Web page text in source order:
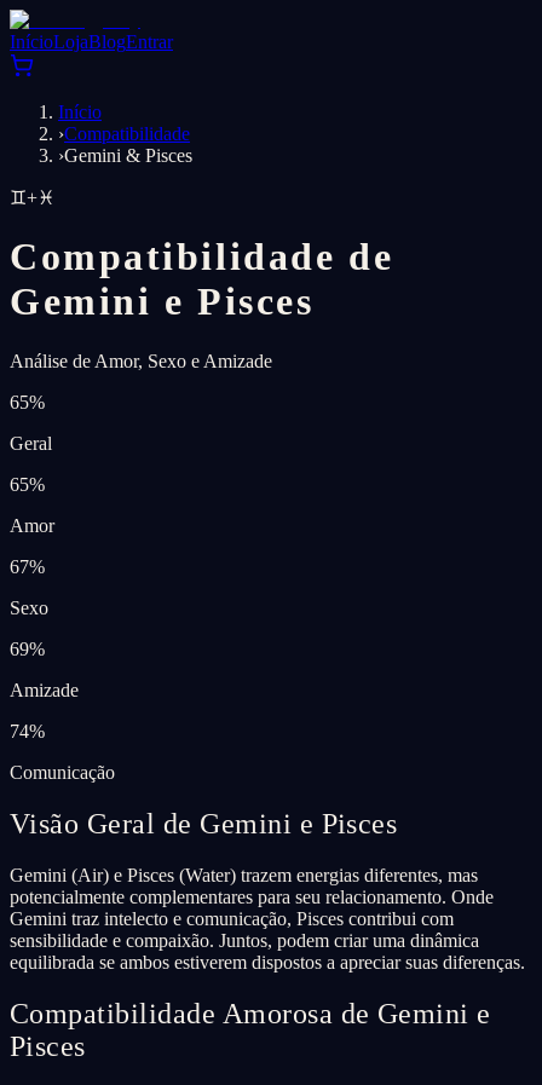
InícioLojaBlogEntrar
Início
›Compatibilidade
›Gemini & Pisces
♊+♓
Compatibilidade de
Gemini e Pisces
Análise de Amor, Sexo e Amizade
65%
Geral
65%
Amor
67%
Sexo
69%
Amizade
74%
Comunicação
Visão Geral de Gemini e Pisces
Gemini (Air) e Pisces (Water) trazem energias diferentes, mas
potencialmente complementares para seu relacionamento. Onde
Gemini traz intelecto e comunicação, Pisces contribui com
sensibilidade e compaixão. Juntos, podem criar uma dinâmica
equilibrada se ambos estiverem dispostos a apreciar suas diferenças.
Compatibilidade Amorosa de Gemini e
Pisces